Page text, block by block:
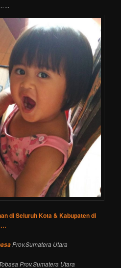
di Seluruh Kota & Kabupaten di
Prov.Sumatera Utara
Prov.Sumatera Utara